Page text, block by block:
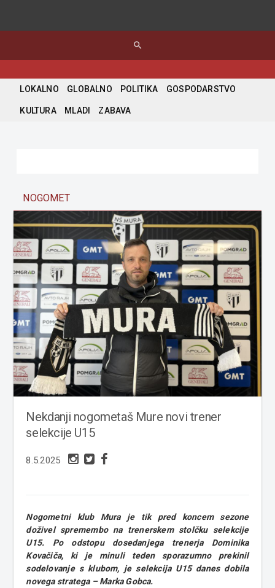
search
LOKALNO GLOBALNO POLITIKA GOSPODARSTVO
KULTURA MLADI ZABAVA
NOGOMET
Nekdanji nogometaš Mure novi trener
selekcije U15
8.5.2025
Nogometni klub Mura je tik pred koncem sezone
doživel spremembo na trenerskem stolčku selekcije
U15. Po odstopu dosedanjega trenerja Dominika
Kovačiča, ki je minuli teden sporazumno prekinil
sodelovanje s klubom, je selekcija U15 danes dobila
novega stratega – Marka Gobca.